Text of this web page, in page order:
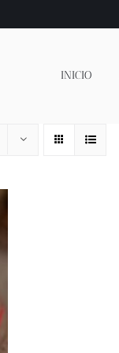
INICIO